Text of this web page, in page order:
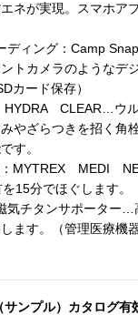
ネが実現。スマホア
ディング：Camp
トカメラのようなデ
カード保存）
CLEAR…ウル
やざらつきを招く角
す。
：MYTREX MEDI
15分でほぐします。
気チタンサポーター…
ます。（管理医療機器
ンプル）カタログ有